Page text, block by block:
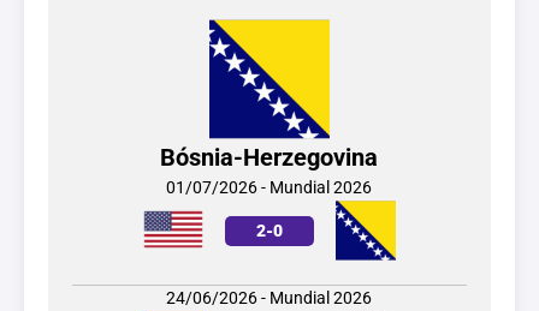
Bósnia-Herzegovina
01/07/2026 - Mundial 2026
2-0
24/06/2026 - Mundial 2026